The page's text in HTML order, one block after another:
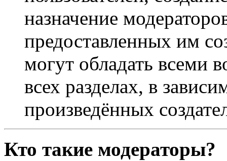
назначение
предоставленных им
могут обладать всеми
всех разделах, в
произведённых
Кто такие модераторы?